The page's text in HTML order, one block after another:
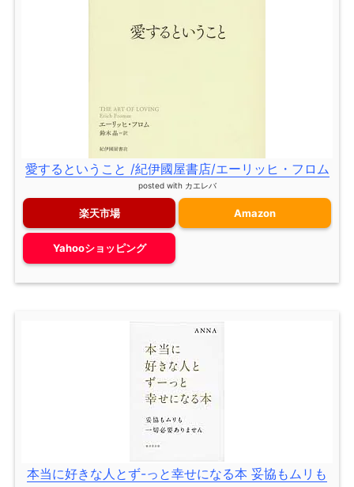
愛するということ /紀伊國屋書店/エーリッヒ・フロム
posted with カエレバ
楽天市場 Amazon
Yahooショッピング
本当に好きな人とず-っと幸せになる本 妥協もムリも